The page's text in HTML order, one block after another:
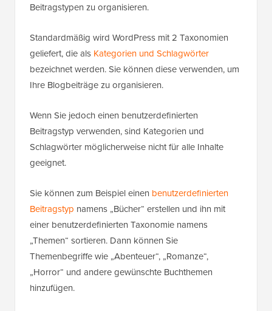
Beitragstypen zu organisieren.
Standardmäßig wird WordPress mit 2 Taxonomien
geliefert, die als Kategorien und Schlagwörter
bezeichnet werden. Sie können diese verwenden, um
Ihre Blogbeiträge zu organisieren.
Wenn Sie jedoch einen benutzerdefinierten
Beitragstyp verwenden, sind Kategorien und
Schlagwörter möglicherweise nicht für alle Inhalte
geeignet.
Sie können zum Beispiel einen benutzerdefinierten
Beitragstyp namens „Bücher“ erstellen und ihn mit
einer benutzerdefinierten Taxonomie namens
„Themen“ sortieren. Dann können Sie
Themenbegriffe wie „Abenteuer“, „Romanze“,
„Horror“ und andere gewünschte Buchthemen
hinzufügen.